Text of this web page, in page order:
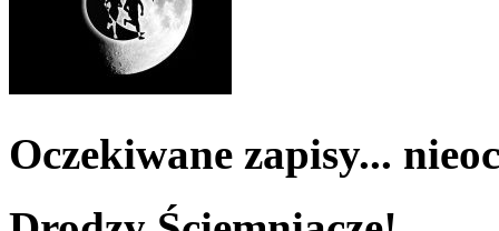
Oczekiwane zapisy...